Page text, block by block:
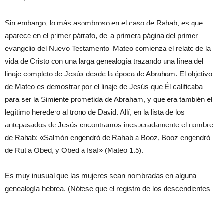
Sin embargo, lo más asombroso en el caso de Rahab, es que
aparece en el primer párrafo, de la primera página del primer
evangelio del Nuevo Testamento. Mateo comienza el relato de la
vida de Cristo con una larga genealogía trazando una línea del
linaje completo de Jesús desde la época de Abraham. El objetivo
de Mateo es demostrar por el linaje de Jesús que Él calificaba
para ser la Simiente prometida de Abraham, y que era también el
legítimo heredero al trono de David. Allí, en la lista de los
antepasados de Jesús encontramos inesperadamente el nombre
de Rahab: «Salmón engendró de Rahab a Booz, Booz engendró
de Rut a Obed, y Obed a Isaí» (Mateo 1.5).
Es muy inusual que las mujeres sean nombradas en alguna
genealogía hebrea. (Nótese que el registro de los descendientes